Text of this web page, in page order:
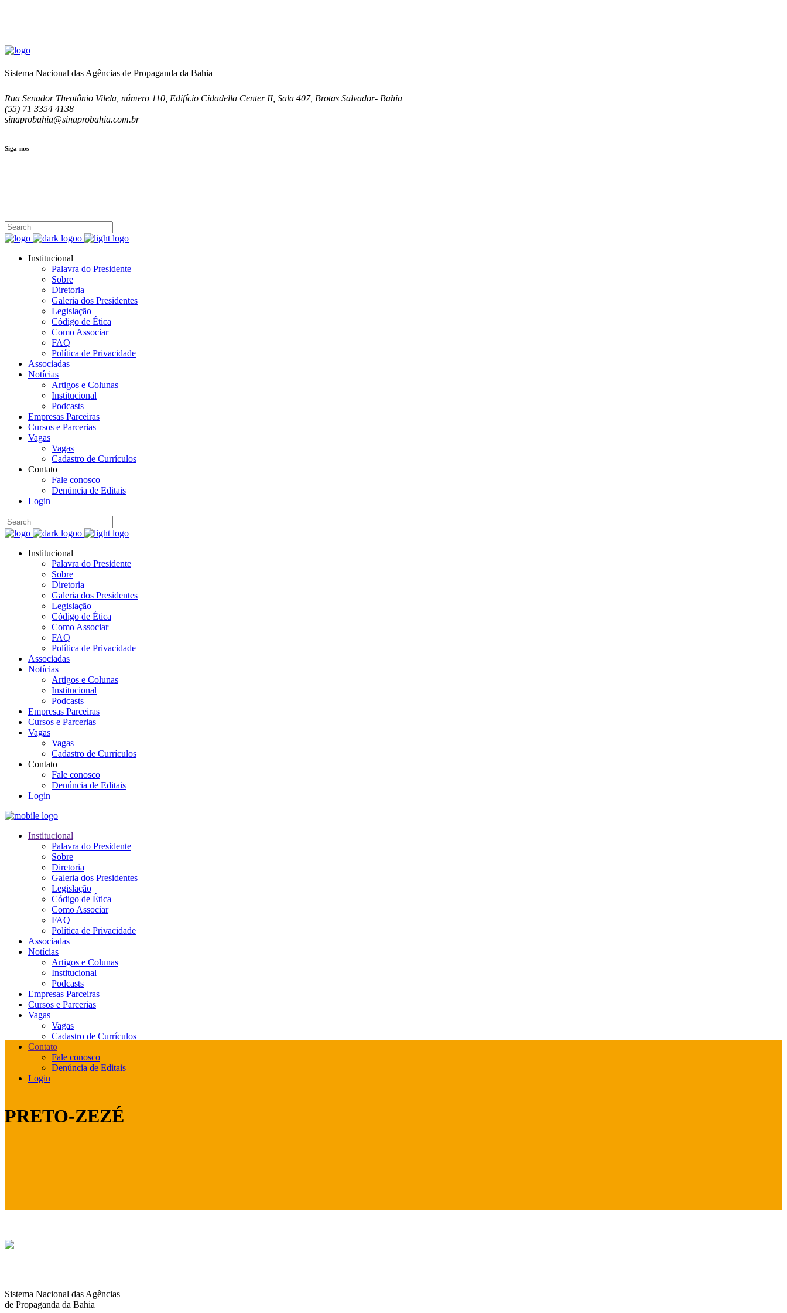
Sistema Nacional das Agências de Propaganda da Bahia
Rua Senador Theotônio Vilela, número 110, Edifício Cidadella Center II, Sala 407, Brotas Salvador- Bahia
(55) 71 3354 4138
sinaprobahia@sinaprobahia.com.br
Siga-nos
Institucional
Palavra do Presidente
Sobre
Diretoria
Galeria dos Presidentes
Legislação
Código de Ética
Como Associar
FAQ
Política de Privacidade
Associadas
Notícias
Artigos e Colunas
Institucional
Podcasts
Empresas Parceiras
Cursos e Parcerias
Vagas
Vagas
Cadastro de Currículos
Contato
Fale conosco
Denúncia de Editais
Login
Institucional
Palavra do Presidente
Sobre
Diretoria
Galeria dos Presidentes
Legislação
Código de Ética
Como Associar
FAQ
Política de Privacidade
Associadas
Notícias
Artigos e Colunas
Institucional
Podcasts
Empresas Parceiras
Cursos e Parcerias
Vagas
Vagas
Cadastro de Currículos
Contato
Fale conosco
Denúncia de Editais
Login
Institucional
Palavra do Presidente
Sobre
Diretoria
Galeria dos Presidentes
Legislação
Código de Ética
Como Associar
FAQ
Política de Privacidade
Associadas
Notícias
Artigos e Colunas
Institucional
Podcasts
Empresas Parceiras
Cursos e Parcerias
Vagas
Vagas
Cadastro de Currículos
Contato
Fale conosco
Denúncia de Editais
Login
PRETO-ZEZÉ
Sistema Nacional das Agências
de Propaganda da Bahia